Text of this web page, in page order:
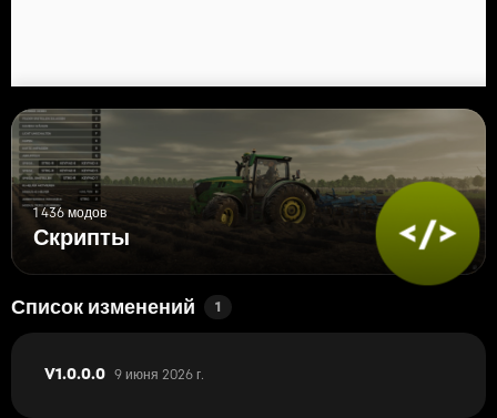
1 436 модов
Скрипты
Список изменений 1
V1.0.0.0 9 июня 2026 г.